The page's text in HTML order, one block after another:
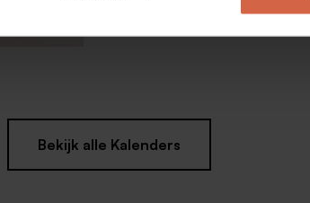
Bekijk alle Kalenders